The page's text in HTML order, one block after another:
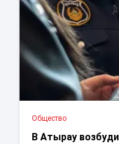
Общество
В Атырау